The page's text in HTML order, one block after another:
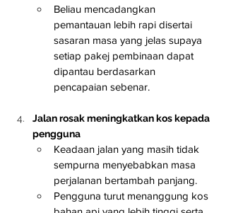
Beliau mencadangkan
pemantauan lebih rapi disertai
sasaran masa yang jelas supaya
setiap pakej pembinaan dapat
dipantau berdasarkan
pencapaian sebenar.
Jalan rosak meningkatkan kos kepada
pengguna
Keadaan jalan yang masih tidak
sempurna menyebabkan masa
perjalanan bertambah panjang.
Pengguna turut menanggung kos